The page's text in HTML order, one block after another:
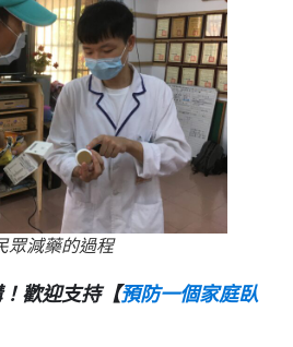
眾減藥的過程
歡迎支持【預防一個家庭臥